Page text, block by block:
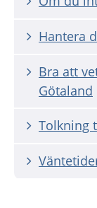
Hantera
Bra att
Götaland
Tolkning